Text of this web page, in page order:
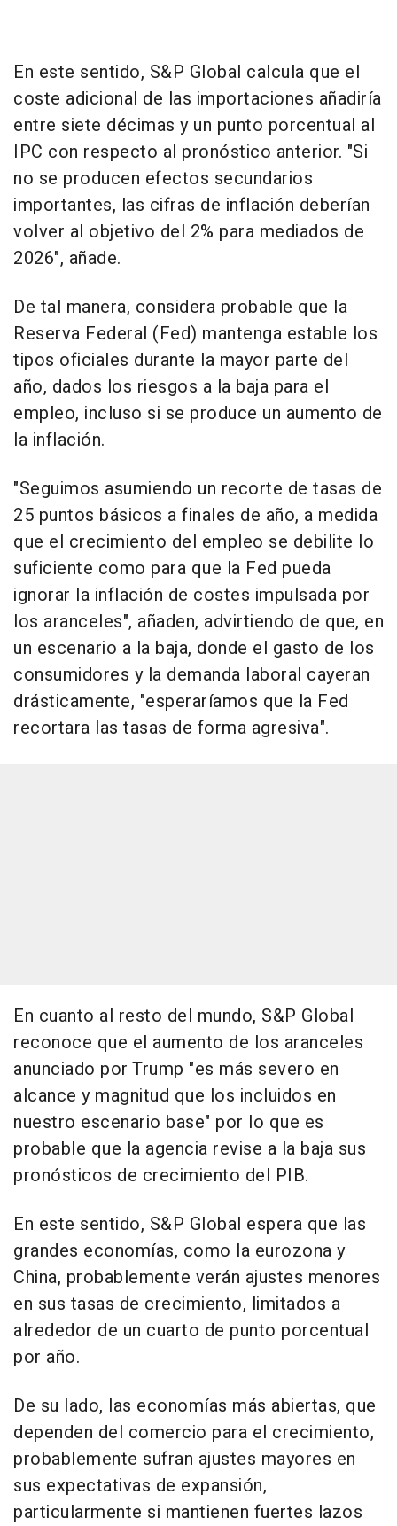
En este sentido, S&P Global calcula que el
coste adicional de las importaciones añadiría
entre siete décimas y un punto porcentual al
IPC con respecto al pronóstico anterior. "Si
no se producen efectos secundarios
importantes, las cifras de inflación deberían
volver al objetivo del 2% para mediados de
2026", añade.
De tal manera, considera probable que la
Reserva Federal (Fed) mantenga estable los
tipos oficiales durante la mayor parte del
año, dados los riesgos a la baja para el
empleo, incluso si se produce un aumento de
la inflación.
"Seguimos asumiendo un recorte de tasas de
25 puntos básicos a finales de año, a medida
que el crecimiento del empleo se debilite lo
suficiente como para que la Fed pueda
ignorar la inflación de costes impulsada por
los aranceles", añaden, advirtiendo de que, en
un escenario a la baja, donde el gasto de los
consumidores y la demanda laboral cayeran
drásticamente, "esperaríamos que la Fed
recortara las tasas de forma agresiva".
En cuanto al resto del mundo, S&P Global
reconoce que el aumento de los aranceles
anunciado por Trump "es más severo en
alcance y magnitud que los incluidos en
nuestro escenario base" por lo que es
probable que la agencia revise a la baja sus
pronósticos de crecimiento del PIB.
En este sentido, S&P Global espera que las
grandes economías, como la eurozona y
China, probablemente verán ajustes menores
en sus tasas de crecimiento, limitados a
alrededor de un cuarto de punto porcentual
por año.
De su lado, las economías más abiertas, que
dependen del comercio para el crecimiento,
probablemente sufran ajustes mayores en
sus expectativas de expansión,
particularmente si mantienen fuertes lazos